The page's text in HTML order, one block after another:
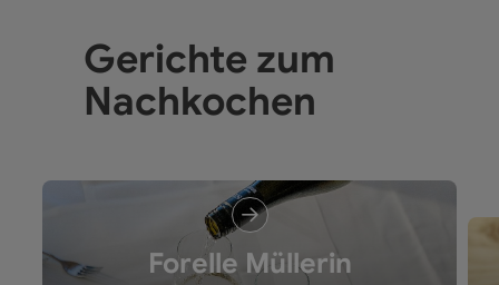
Gerichte zum
Nachkochen
Forelle Müllerin